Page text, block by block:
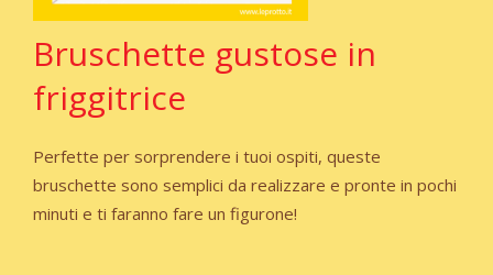
Bruschette gustose in
friggitrice
Perfette per sorprendere i tuoi ospiti, queste
bruschette sono semplici da realizzare e pronte in pochi
minuti e ti faranno fare un figurone!